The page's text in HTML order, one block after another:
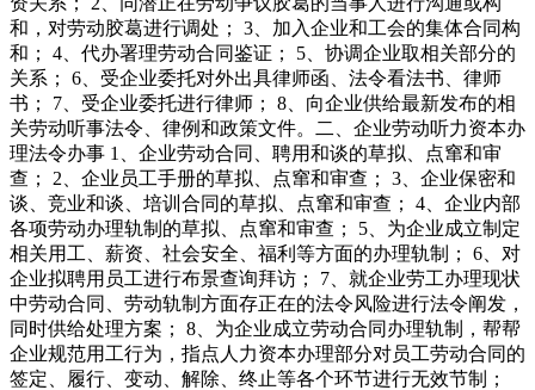
和，对劳动胶葛进行调处； 3、加入企业和工会的集体合同构
和； 4、代办署理劳动合同鉴证； 5、协调企业取相关部分的
关系； 6、受企业委托对外出具律师函、法令看法书、律师
书； 7、受企业委托进行律师； 8、向企业供给最新发布的相
关劳动听事法令、律例和政策文件。二、企业劳动听力资本办
理法令办事 1、企业劳动合同、聘用和谈的草拟、点窜和审
查； 2、企业员工手册的草拟、点窜和审查； 3、企业保密和
谈、竞业和谈、培训合同的草拟、点窜和审查； 4、企业内部
各项劳动办理轨制的草拟、点窜和审查； 5、为企业成立制定
相关用工、薪资、社会安全、福利等方面的办理轨制； 6、对
企业拟聘用员工进行布景查询拜访； 7、就企业劳工办理现状
中劳动合同、劳动轨制方面存正在的法令风险进行法令阐发，
同时供给处理方案； 8、为企业成立劳动合同办理轨制，帮帮
企业规范用工行为，指点人力资本办理部分对员工劳动合同的
签定、履行、变动、解除、终止等各个环节进行无效节制；